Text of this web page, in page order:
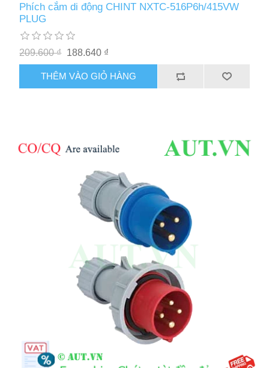
Phích cắm di động CHINT NXTC-516P6h/415VW
PLUG
209.600 ₫ 188.640 ₫
THÊM VÀO GIỎ HÀNG